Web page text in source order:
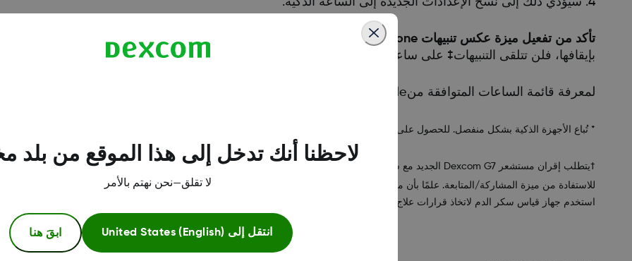
تأكد من تفعيل ميزة عكس تنبيهات iPhone من تطبيق G7 على هاتفك.
احتفظ بهذه الميزة مفعلة في تطبيق الساعة
بإيقافها، فلن تتلقى التنبيهات‡ على ساعتك سواء في وضع الساعة الذكية العادي أو في وضع Direct to watch.
لمعرفة قائمة الساعات المتوافقة منApple ، يمكنك زيارة قسم الأسئلة الشائعة عبر هذا الرابط:
* تُباع الأجهزة الذكية بشكل منفصل. للحصول على قائمة بالأجهزة الذكية المتوافقة، يرجى زيارة
للاستفادة من ميزة المشاركة/المتابعة. علمًا بأن ميزة المشاركة/المتابعة غير متوفرة مع ساعة Apple بمفردها.
‡
استخدم جهاز قياس سكر الدم لاتخاذ قرارات علاج مرض السكري.
لاحظنا أنك تدخل إلى هذا الموقع من بلد
لا تقلق—نحن نهتم بالأمر
انتقل إلى United States (English) ابقَ هنا